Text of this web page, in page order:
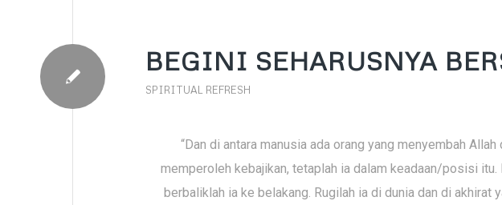
BEGINI SEHARUSNYA
SPIRITUAL REFRESH
“Dan di antara manusia ada orang yang menyembah
memperoleh kebajikan, tetaplah ia dalam keadaan/posisi itu.
berbaliklah ia ke belakang. Rugilah ia di dunia dan di akhirat